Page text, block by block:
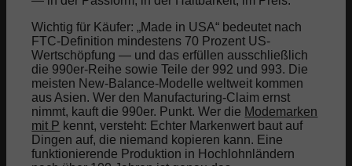
Wichtig für Käufer: „Made in USA“ bedeutet nach
FTC-Definition mindestens 70 Prozent US-
Wertschöpfung — und das erfüllen ausschließlich
die 990er-Reihe sowie Teile der 992 und 993. Die
meisten New-Balance-Modelle weltweit kommen
aus Asien. Wer den Manufacturing-Claim ernst
nimmt, kauft die 990er. Punkt. Wer die Modemarken
mit P kennt, versteht: Echter Markenwert baut auf
Dingen auf, die niemand kopieren kann. Eine
funktionierende Produktion in Hochlohnländern